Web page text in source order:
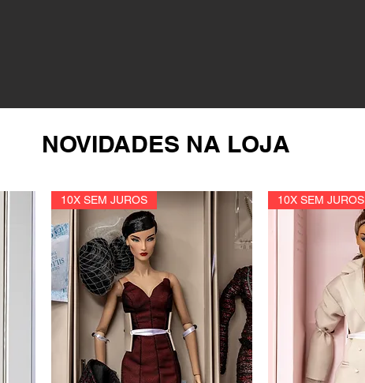
NOVIDADES NA LOJA
10X SEM JUROS 10X SEM JUROS